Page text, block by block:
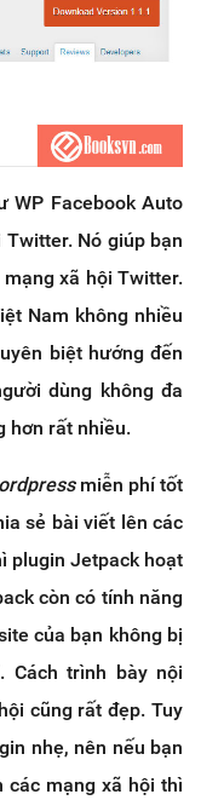
WP Facebook Auto
Nó giúp bạn
xã hội Twitter.
Nam không nhiều
biệt hướng đến
dùng không đa
hơn rất nhiều.
miễn phí tốt
sẻ bài viết lên các
plugin Jetpack hoạt
còn có tính năng
của bạn không bị
Cách trình bày nội
cũng rất đẹp. Tuy
nhẹ, nên nếu bạn
các mạng xã hội thì